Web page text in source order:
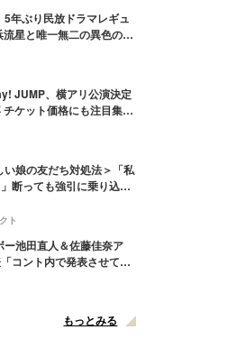
5年ぶり民放ドラマレギュ
流星と唯一無二の異色のバ
JUMP、横アリ公演決定
ケット価格にも注目集ま
い娘の友だち対処法＞「私
断っても強引に乗り込ん
ト
ー池田直人＆佐藤佳奈ア
コント内で発表させてい
もっとみる